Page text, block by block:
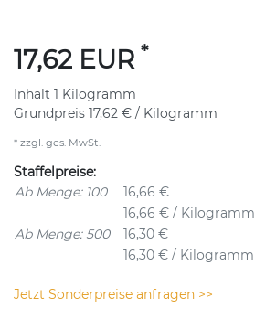
17,62 EUR *
Inhalt 1 Kilogramm
Grundpreis 17,62 € / Kilogramm
* zzgl. ges. MwSt.
Staffelpreise:
Ab Menge: 100
16,66 €
16,66 € / Kilogramm
Ab Menge: 500
16,30 €
16,30 € / Kilogramm
Jetzt Sonderpreise anfragen >>